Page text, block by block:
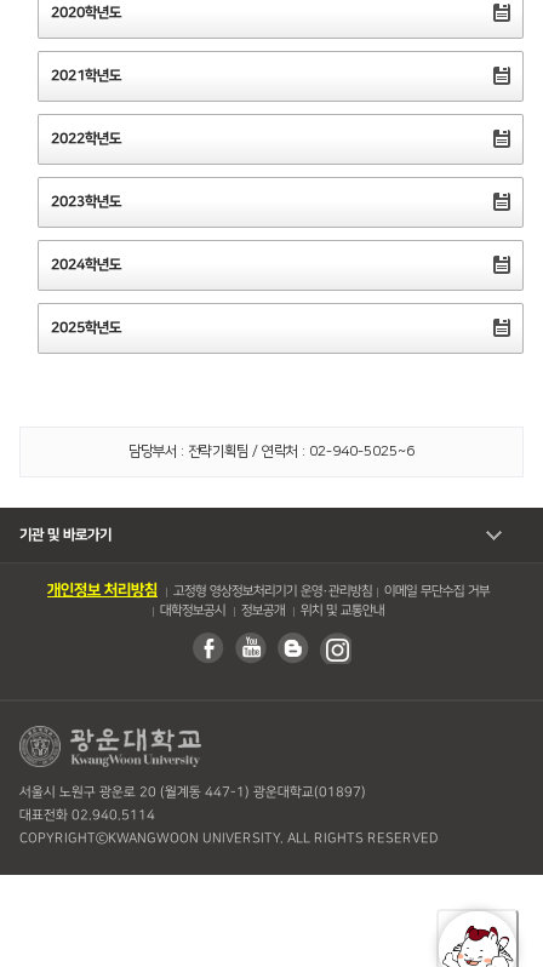
2020학년도
2021학년도
2022학년도
2023학년도
2024학년도
2025학년도
담당부서 : 전략기획팀 / 연락처 : 02-940-5025~6
기관 및 바로가기
개인정보 처리방침 고정형 영상정보처리기기 운영・관리방침
이메일 무단수집 거부
대학정보공시
정보공개 위치 및 교통안내
서울시 노원구 광운로 20 (월계동 447-1) 광운대학교(01897)
대표전화 02.940.5114
COPYRIGHTⓒKWANGWOON UNIVERSITY. ALL RIGHTS RESERVED